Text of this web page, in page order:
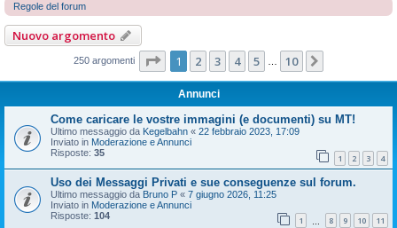
Regole del forum
Nuovo argomento
250 argomenti Pagina di 10
1 2 3 4 5 10
Annunci
Come caricare le vostre immagini (e documenti) su MT!
Ultimo messaggio da Kegelbahn « 22 febbraio 2023, 17:09
Inviato in Moderazione e Annunci
Risposte: 35 1 2 3 4
Uso dei Messaggi Privati e sue conseguenze sul forum.
Ultimo messaggio da Bruno P « 7 giugno 2026, 11:25
Inviato in Moderazione e Annunci
Risposte: 104 1 8 9 10 11